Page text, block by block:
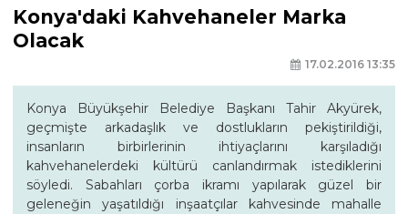
Konya'daki Kahvehaneler Marka
Olacak
17.02.2016 13:35
Konya Büyükşehir Belediye Başkanı Tahir Akyürek,
geçmişte arkadaşlık ve dostlukların pekiştirildiği,
insanların birbirlerinin ihtiyaçlarını karşıladığı
kahvehanelerdeki kültürü canlandırmak istediklerini
söyledi. Sabahları çorba ikramı yapılarak güzel bir
geleneğin yaşatıldığı inşaatçılar kahvesinde mahalle